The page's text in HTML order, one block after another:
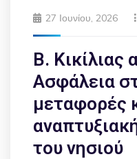
27 Ιουνίου, 2026
Β. Κικίλιας
Ασφάλεια
μεταφορές
του νησιού